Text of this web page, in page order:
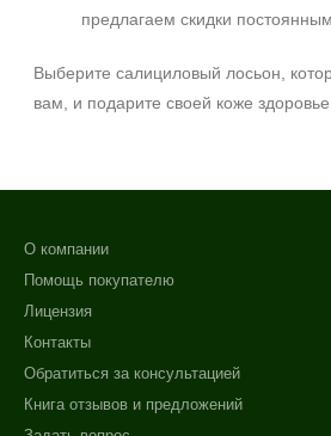
предлагаем скидки
Выберите салициловый лосьон,
вам, и подарите своей коже здоровье
О компании
Помощь покупателю
Лицензия
Контакты
Обратиться за консультацией
Книга отзывов и предложений